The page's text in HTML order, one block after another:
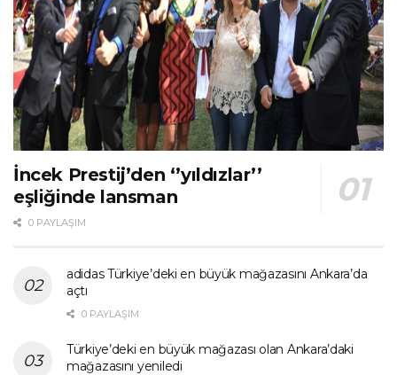
İncek Prestij’den ‘’yıldızlar’’
eşliğinde lansman
0 PAYLAŞIM
adidas Türkiye’deki en büyük mağazasını Ankara’da
açtı
0 PAYLAŞIM
Türkiye’deki en büyük mağazası olan Ankara’daki
mağazasını yeniledi